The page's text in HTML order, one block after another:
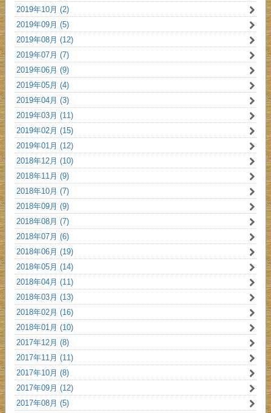
2019年10月 (2)
2019年09月 (5)
2019年08月 (12)
2019年07月 (7)
2019年06月 (9)
2019年05月 (4)
2019年04月 (3)
2019年03月 (11)
2019年02月 (15)
2019年01月 (12)
2018年12月 (10)
2018年11月 (9)
2018年10月 (7)
2018年09月 (9)
2018年08月 (7)
2018年07月 (6)
2018年06月 (19)
2018年05月 (14)
2018年04月 (11)
2018年03月 (13)
2018年02月 (16)
2018年01月 (10)
2017年12月 (8)
2017年11月 (11)
2017年10月 (8)
2017年09月 (12)
2017年08月 (5)